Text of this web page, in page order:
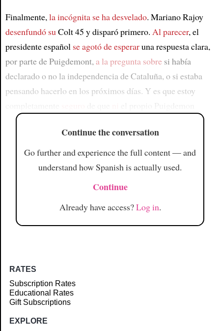
Finalmente,la incógnita se ha desvelado. Mariano Rajoy
desenfundó suColt 45 y disparó primero. Al parecer, el
presidente español se agotó de esperaruna respuesta clara,
por parte de Puigdemont,a la pregunta sobresi había
declarado o no la independencia de Cataluña, o si estaba
pensando hacerlo en los próximos días. Y es que estoy
Continue the conversation
Go further and experience the full content — and
understand how Spanish is actually used.
Continue
Already have access?Log in.
RATES
Subscription Rates
Educational Rates
Gift Subscriptions
EXPLORE